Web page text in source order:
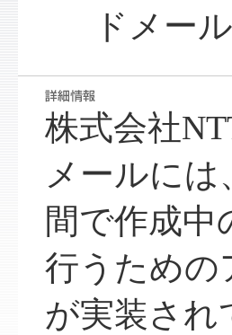
ドメー
株式会社
メールに
間で作成
行うための
が実装され